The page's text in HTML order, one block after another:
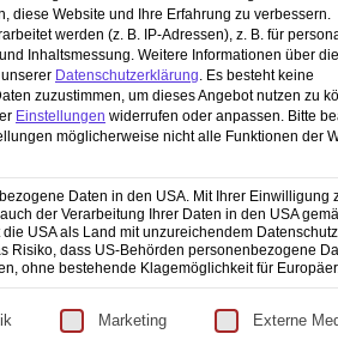
fotografieren wie ein Künstler
€Ursprünglicher
Preis
war:
47,19€Aktueller
Preis
ist:
Angebot!
VERANSTALTUNGEN
diese Website und Ihre Erfahrung zu verbessern.
werden (z. B. IP-Adressen), z. B. für
Inhaltsmessung. Weitere Informationen über die
Datenschutzerklärung Es besteht keine
zuzustimmen, um dieses Angebot nutzen zu
Einstellungen widerrufen oder anpassen. Bitte
möglicherweise nicht alle Funktionen der
Daten in den USA. Mit Ihrer Einwilligung
der Verarbeitung Ihrer Daten in den USA
USA als Land mit unzureichendem
Risiko, dass US-Behörden personenbezogene
ohne bestehende Klagemöglichkeit für Europäer.
Gruppen, für die eine
Marketing Externe